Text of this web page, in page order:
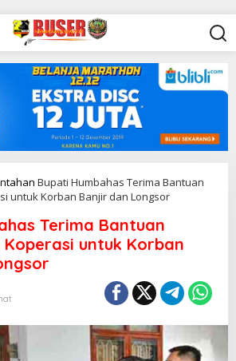
Bupati Humbahas Terima Bantuan
untuk Korban Banjir dan Longsor
Terima Bantuan
untuk Korban